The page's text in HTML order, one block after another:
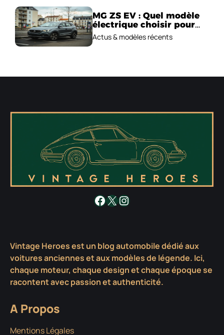
MG ZS EV : Quel modèle
électrique choisir pour
2026 ?
Actus & modèles récents
Facebook
X Instagram
Vintage Heroes est un blog automobile dédié aux
voitures anciennes et aux modèles de légende. Ici,
chaque moteur, chaque design et chaque époque se
racontent avec passion et authenticité.
A Propos
Mentions Légales